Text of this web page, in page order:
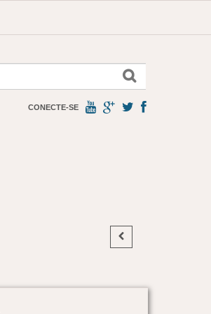
CONECTE-SE